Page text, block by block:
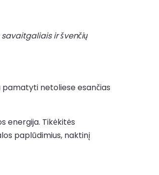
ir švenčių
pamatyti netoliese esančias
energija. Tikėkitės
paplūdimius, naktinį